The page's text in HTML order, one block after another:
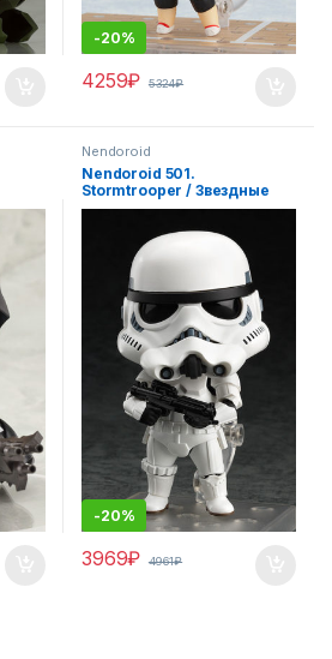
-20%
4259₽ 5324₽
Nendoroid
Nendoroid 501.
Stormtrooper / Звездные
воины – штурмовик
-20%
3969₽ 4961₽